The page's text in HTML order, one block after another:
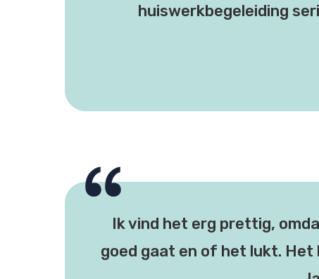
huiswerkbegeleiding
Ik vind het erg prettig,
goed gaat en of het lukt. Het